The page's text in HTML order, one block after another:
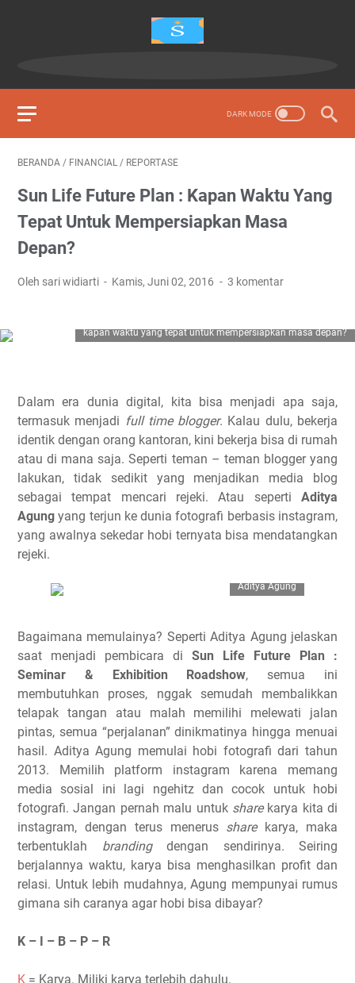
BERANDA / FINANCIAL / REPORTASE
Sun Life Future Plan : Kapan Waktu Yang
Tepat Untuk Mempersiapkan Masa
Depan?
Oleh sari widiarti Kamis, Juni 02, 2016 3 komentar
kapan waktu yang tepat untuk mempersiapkan masa depan?
Dalam era dunia digital, kita bisa menjadi apa saja,
termasuk menjadi full time blogger. Kalau dulu, bekerja
identik dengan orang kantoran, kini bekerja bisa di rumah
atau di mana saja. Seperti teman – teman blogger yang
lakukan, tidak sedikit yang menjadikan media blog
sebagai tempat mencari rejeki. Atau seperti Aditya
Agung yang terjun ke dunia fotografi berbasis instagram,
yang awalnya sekedar hobi ternyata bisa mendatangkan
rejeki.
Aditya Agung
Bagaimana memulainya? Seperti Aditya Agung jelaskan
saat menjadi pembicara di Sun Life Future Plan :
Seminar & Exhibition Roadshow, semua ini
membutuhkan proses, nggak semudah membalikkan
telapak tangan atau malah memilihi melewati jalan
pintas, semua “perjalanan” dinikmatinya hingga menuai
hasil. Aditya Agung memulai hobi fotografi dari tahun
2013. Memilih platform instagram karena memang
media sosial ini lagi ngehitz dan cocok untuk hobi
fotografi. Jangan pernah malu untuk sharekarya kita di
instagram, dengan terus menerus sharekarya, maka
terbentuklah brandingdengan sendirinya. Seiring
berjalannya waktu, karya bisa menghasilkan profit dan
relasi. Untuk lebih mudahnya, Agung mempunyai rumus
gimana sih caranya agar hobi bisa dibayar?
K – I – B – P – R
K = Karya. Miliki karya terlebih dahulu.